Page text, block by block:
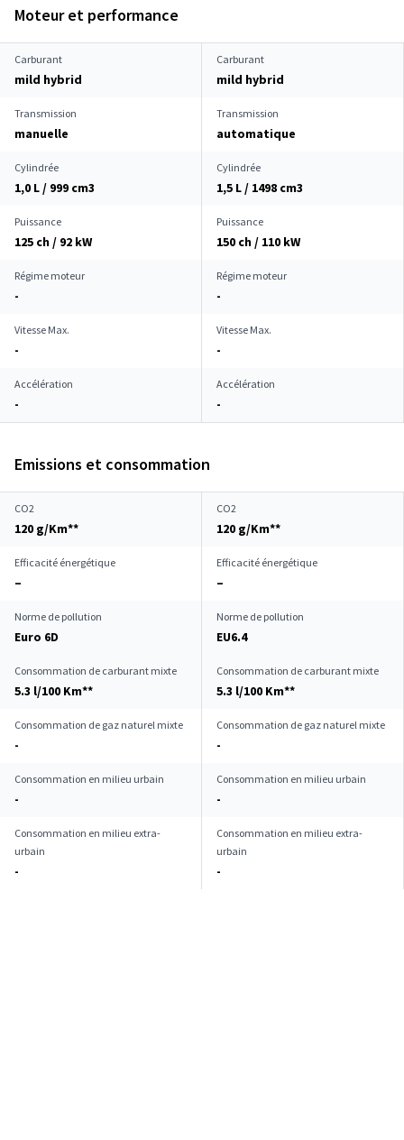
Moteur et performance
Carburant
mild hybrid
Carburant
mild hybrid
Transmission
manuelle
Transmission
automatique
Cylindrée
1,0 L / 999 cm3
Cylindrée
1,5 L / 1498 cm3
Puissance
125 ch / 92 kW
Puissance
150 ch / 110 kW
Régime moteur
-
Régime moteur
-
Vitesse Max.
-
Vitesse Max.
-
Accélération
-
Accélération
-
Emissions et consommation
CO2
120 g/Km**
CO2
120 g/Km**
Efficacité énergétique
–
Efficacité énergétique
–
Norme de pollution
Euro 6D
Norme de pollution
EU6.4
Consommation de carburant mixte
5.3 l/100 Km**
Consommation de carburant mixte
5.3 l/100 Km**
Consommation de gaz naturel mixte
-
Consommation de gaz naturel mixte
-
Consommation en milieu urbain
-
Consommation en milieu urbain
-
Consommation en milieu extra-
urbain
-
Consommation en milieu extra-
urbain
-